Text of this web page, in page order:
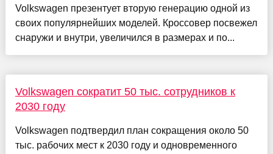
Volkswagen презентует вторую генерацию одной из
своих популярнейших моделей. Кроссовер посвежел
снаружи и внутри, увеличился в размерах и по...
Volkswagen сократит 50 тыс. сотрудников к
2030 году
Volkswagen подтвердил план сокращения около 50
тыс. рабочих мест к 2030 году и одновременного